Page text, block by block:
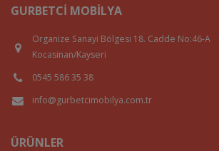
GURBETCI MOBILYA
Organize Sanayi Bölgesi 18. Cadde No:46-A
Kocasinan/Kayseri
0545 586 35 38
info@gurbetcimobilya.com.tr
ÜRÜNLER